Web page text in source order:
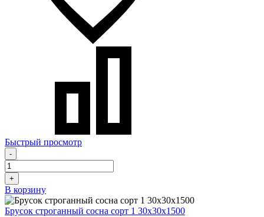
Быстрый просмотр
-
+
В корзину
Брусок строганный сосна сорт 1 30х30х1500